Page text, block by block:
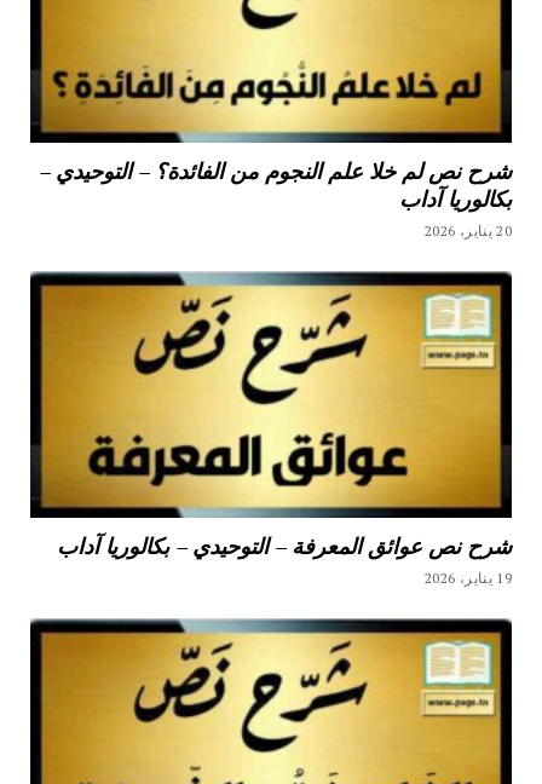
شرح نص لم خلا علم النجوم من الفائدة؟ – التوحيدي –
بكالوريا آداب
20 يناير، 2026
شرح نص عوائق المعرفة – التوحيدي – بكالوريا آداب
19 يناير، 2026